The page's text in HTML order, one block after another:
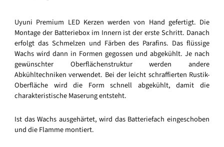
Uyuni Premium LED Kerzen werden von Hand gefertigt. Die
Montage der Batteriebox im Innern ist der erste Schritt. Danach
erfolgt das Schmelzen und Färben des Parafins. Das flüssige
Wachs wird dann in Formen gegossen und abgekühlt. Je nach
gewünschter Oberflächenstruktur werden andere
Abkühltechniken verwendet. Bei der leicht schraffierten Rustik-
Oberfläche wird die Form schnell abgekühlt, damit die
charakteristische Maserung entsteht.
Ist das Wachs ausgehärtet, wird das Batteriefach eingeschoben
und die Flamme montiert.